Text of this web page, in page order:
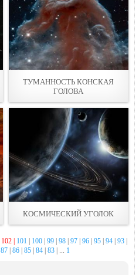
ТУМАННОСТЬ КОНСКАЯ
ГОЛОВА
КОСМИЧЕСКИЙ УГОЛОК
102 | 101 100| 99| 98| 97| 96| 95| 94| 93|
87| 86| 85| 84| 83| ... 1